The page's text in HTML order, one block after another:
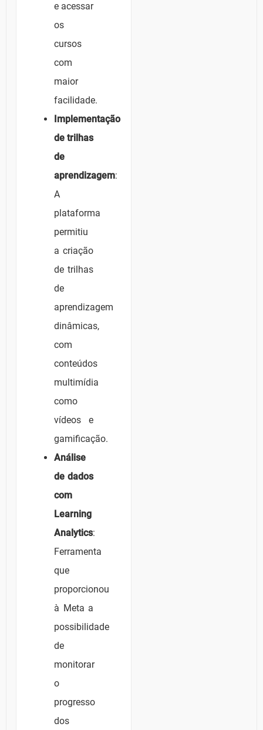
e acessar
os
cursos
com
maior
facilidade.
Implementação
de trilhas
de
aprendizagem:
A
plataforma
permitiu
a criação
de trilhas
de
aprendizagem
dinâmicas,
com
conteúdos
multimídia
como
vídeos e
gamificação.
Análise
de dados
com
Learning
Analytics:
Ferramenta
que
proporcionou
à Meta a
possibilidade
de
monitorar
o
progresso
dos